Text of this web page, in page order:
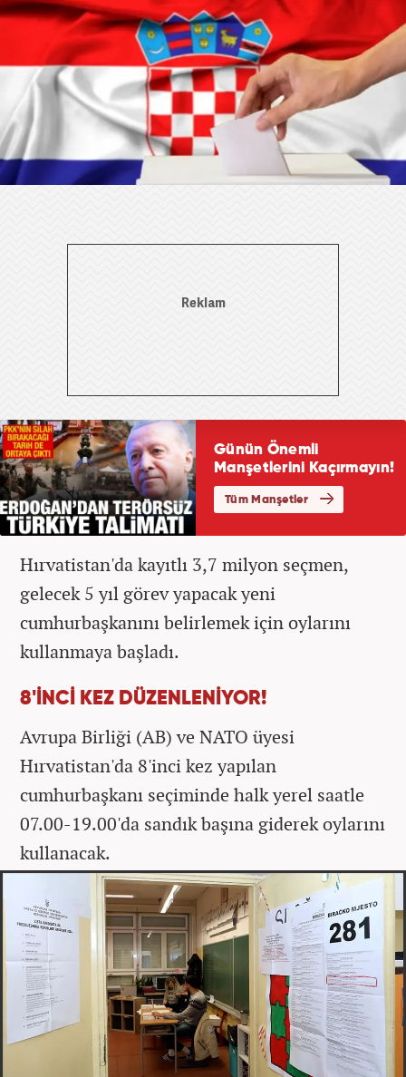
Hırvatistan'da kayıtlı 3,7 milyon seçmen,
gelecek 5 yıl görev yapacak yeni
cumhurbaşkanını belirlemek için oylarını
kullanmaya başladı.
8'İNCİ KEZ DÜZENLENİYOR!
Avrupa Birliği (AB) ve NATO üyesi
Hırvatistan'da 8'inci kez yapılan
cumhurbaşkanı seçiminde halk yerel saatle
07.00-19.00'da sandık başına giderek oylarını
kullanacak.